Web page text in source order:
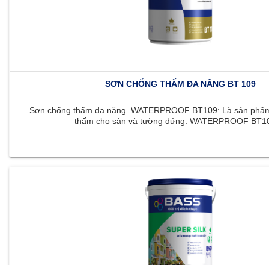
SƠN CHỐNG THẤM ĐA NĂNG BT 109
Sơn chống thấm đa năng WATERPROOF BT109: Là sản
thấm cho sàn và tường đứng. WATERPROOF